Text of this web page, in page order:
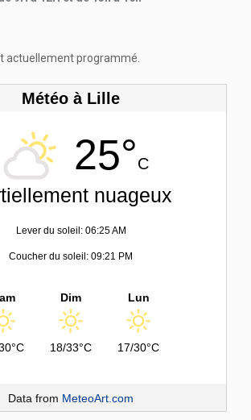
actuellement programmé.
Météo à Lille
25°C
nuageux
Lever du soleil: 06:25 AM
Coucher du soleil: 09:21 PM
Dim
18/33°C
Lun
17/30°C
Data from MeteoArt.com